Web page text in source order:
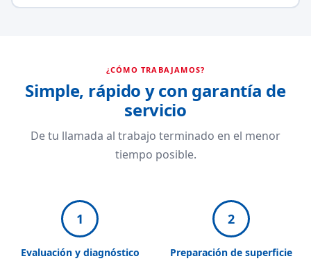
¿CÓMO TRABAJAMOS?
Simple, rápido y con garantía de
servicio
De tu llamada al trabajo terminado en el menor
tiempo posible.
1
Evaluación y diagnóstico
2
Preparación de superficie